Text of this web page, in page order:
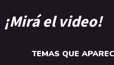
¡Mirá el video!
TEMAS QUE